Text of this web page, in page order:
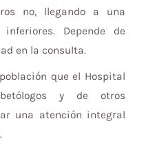
no, llegando a una
Depende de
en la consulta.
que el Hospital
y de otros
una atención integral